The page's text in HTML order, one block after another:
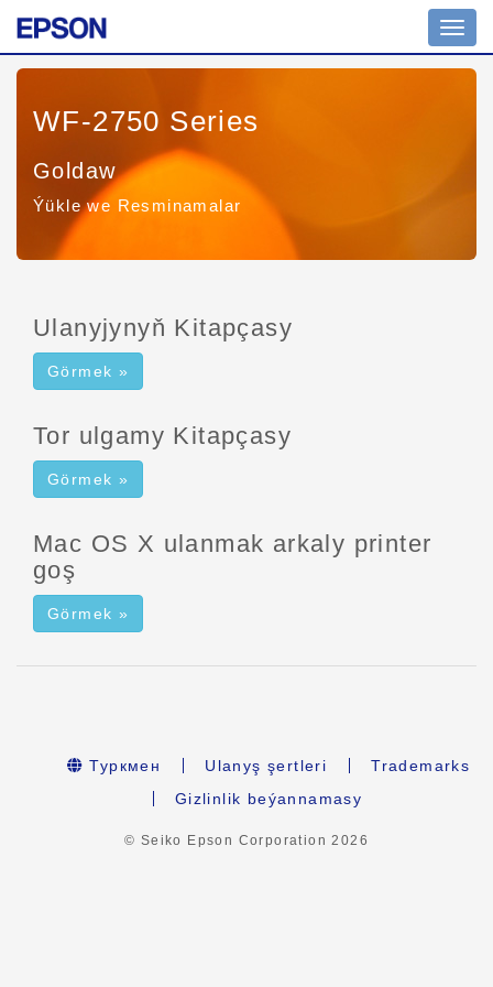
geçir
WF-2750 Series
Goldaw
Ýükle we Resminamalar
Ulanyjynyň Kitapçasy
Görmek »
Tor ulgamy Kitapçasy
Görmek »
Mac OS X ulanmak arkaly printer
goş
Görmek »
Туркмен Ulanyş şertleri
Trademarks
Gizlinlik beýannamasy
© Seiko Epson Corporation2026